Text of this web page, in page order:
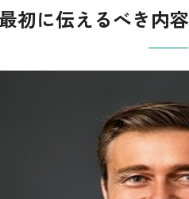
初に伝えるべき内容